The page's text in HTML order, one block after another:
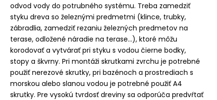
odvod vody do potrubného systému. Treba zamedziť
styku dreva so železnými predmetmi (klince, trubky,
zábradlia, zamedziť rezaniu železných predmetov na
terase, odložené náradie na terase...), ktoré môžu
korodovať a vytvárať pri styku s vodou čierne bodky,
stopy a škvrny. Pri montáži skrutkami zvrchu je potrebné
použiť nerezové skrutky, pri bazénoch a prostrediach s
morskou alebo slanou vodou je potrebné použiť A4
skrutky. Pre vysokú tvrdosť dreviny sa odporúča predvŕtať